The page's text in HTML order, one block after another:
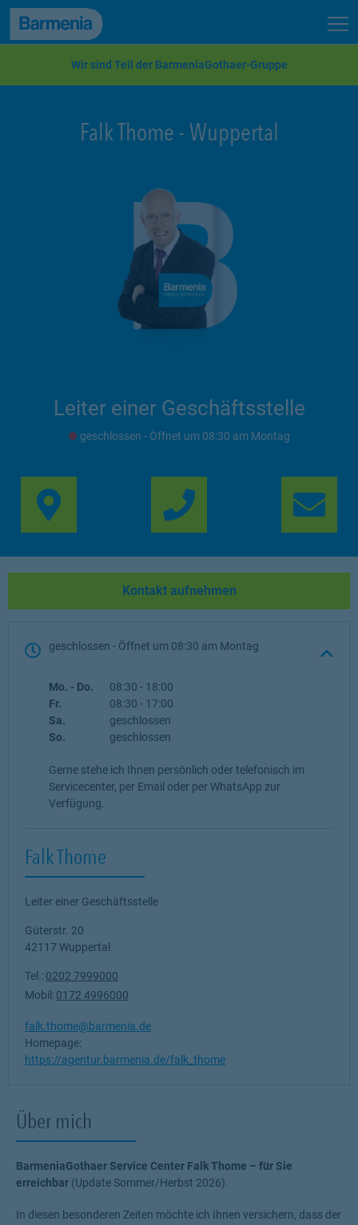
zum Seiteninhalt
Back to top
Wir sind Teil der BarmeniaGothaer-Gruppe
Falk Thome -Wuppertal
Leiter einer Geschäftsstelle
geschlossen - Öffnet um 08:30 Montag
Link Opens in New
Über mich
BarmeniaGothaer Service Center Falk Thome – für Sie
erreichbar (Update Sommer/Herbst 2026).
In diesen besonderen Zeiten möchte ich Ihnen versichern, dass der
Kontakt aufnehmen
geschlossen - Öffnet um 08:30 Montag
Wochentag Öffnungszeiten
Mo. - Do. 08:30 - 18:00
Fr.
08:30 - 17:00
Sa.
geschlossen
So.
geschlossen
Gerne stehe ich Ihnen persönlich oder telefonisch im
Servicecenter, per Email oder per WhatsApp zur
Verfügung.
Falk Thome
Leiter einer Geschäftsstelle
Güterstr. 20
42117 Wuppertal
Tel.: 0202 7999000
Mobil: 0172 4996000
falk.thome@barmenia.de
Homepage:
https://agentur.barmenia.de/falk_thome